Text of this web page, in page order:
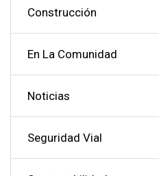
Construcción
En La Comunidad
Noticias
Seguridad Vial